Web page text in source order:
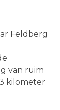
Feldberg
van ruim
kilometer